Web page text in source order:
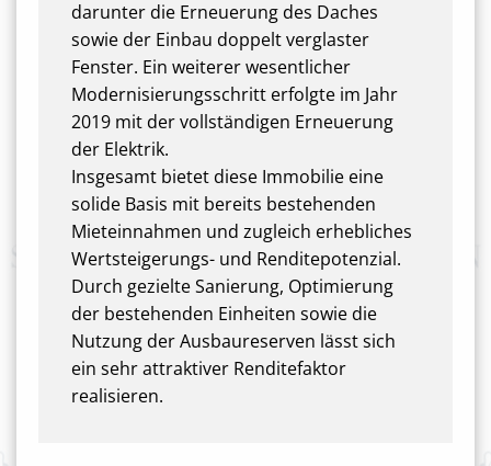
darunter die Erneuerung des Daches
sowie der Einbau doppelt verglaster
Fenster. Ein weiterer wesentlicher
Modernisierungsschritt erfolgte im Jahr
2019 mit der vollständigen Erneuerung
der Elektrik.
Insgesamt bietet diese Immobilie eine
solide Basis mit bereits bestehenden
Mieteinnahmen und zugleich erhebliches
Wertsteigerungs- und Renditepotenzial.
Durch gezielte Sanierung, Optimierung
der bestehenden Einheiten sowie die
Nutzung der Ausbaureserven lässt sich
ein sehr attraktiver Renditefaktor
realisieren.